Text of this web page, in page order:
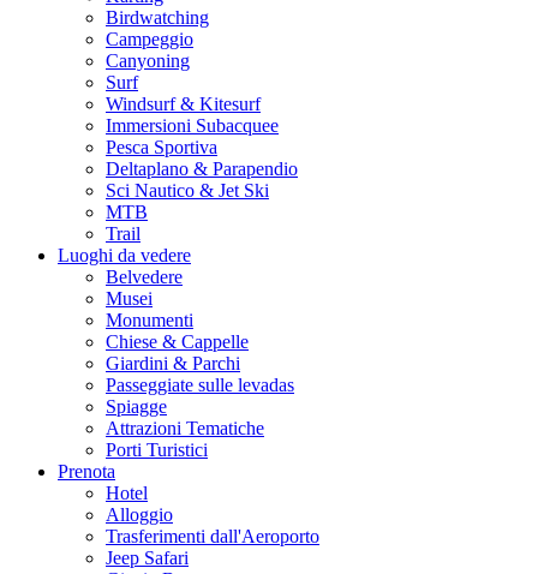
Birdwatching
Campeggio
Canyoning
Surf
Windsurf & Kitesurf
Immersioni Subacquee
Pesca Sportiva
Deltaplano & Parapendio
Sci Nautico & Jet Ski
MTB
Trail
Luoghi da vedere
Belvedere
Musei
Monumenti
Chiese & Cappelle
Giardini & Parchi
Passeggiate sulle levadas
Spiagge
Attrazioni Tematiche
Porti Turistici
Prenota
Hotel
Alloggio
Trasferimenti dall'Aeroporto
Jeep Safari